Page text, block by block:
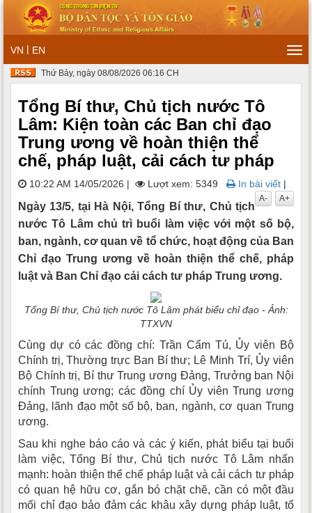
VN | EN
Thứ Bảy, ngày 08/08/2026 06:16 CH
Tổng Bí thư, Chủ tịch nước Tô
Lâm: Kiện toàn các Ban chỉ đạo
Trung ương về hoàn thiện thể
chế, pháp luật, cải cách tư pháp
10:22 AM 14/05/2026 | Lượt xem: 5349 In bài viết |
A+
A-
Ngày 13/5, tại Hà Nội, Tổng Bí thư, Chủ tịch
nước Tô Lâm chủ trì buổi làm việc với một số bộ,
ban, ngành, cơ quan về tổ chức, hoạt động của Ban
Chỉ đạo Trung ương về hoàn thiện thể chế, pháp
luật và Ban Chỉ đạo cải cách tư pháp Trung ương.
Tổng Bí thư, Chủ tịch nước Tô Lâm phát biểu chỉ đạo - Ảnh:
TTXVN
Cùng dự có các đồng chí: Trần Cẩm Tú, Ủy viên Bộ
Chính trị, Thường trực Ban Bí thư; Lê Minh Trí, Ủy viên
Bộ Chính trị, Bí thư Trung ương Đảng, Trưởng ban Nội
chính Trung ương; các đồng chí Ủy viên Trung ương
Đảng, lãnh đạo một số bộ, ban, ngành, cơ quan Trung
ương.
Sau khi nghe báo cáo và các ý kiến, phát biểu tại buổi
làm việc, Tổng Bí thư, Chủ tịch nước Tô Lâm nhấn
mạnh: hoàn thiện thể chế pháp luật và cải cách tư pháp
có quan hệ hữu cơ, gắn bó chặt chẽ, cần có một đầu
mối chỉ đạo bảo đảm các khâu xây dựng pháp luật, tổ